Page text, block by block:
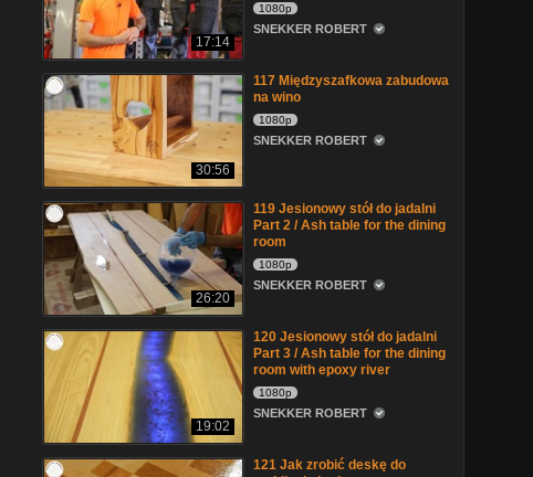
17:14
1080p
SNEKKER ROBERT
30:56
117 Międzyszafkowa zabudowa
na wino
1080p
SNEKKER ROBERT
26:20
119 Jesionowy stół do jadalni
Part 2 / Ash table for the dining
room
1080p
SNEKKER ROBERT
19:02
120 Jesionowy stół do jadalni
Part 3 / Ash table for the dining
room with epoxy river
1080p
SNEKKER ROBERT
121 Jak zrobić deskę do